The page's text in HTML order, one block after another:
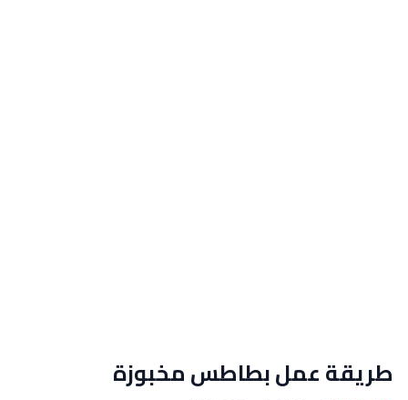
طريقة عمل بطاطس مخبوزة